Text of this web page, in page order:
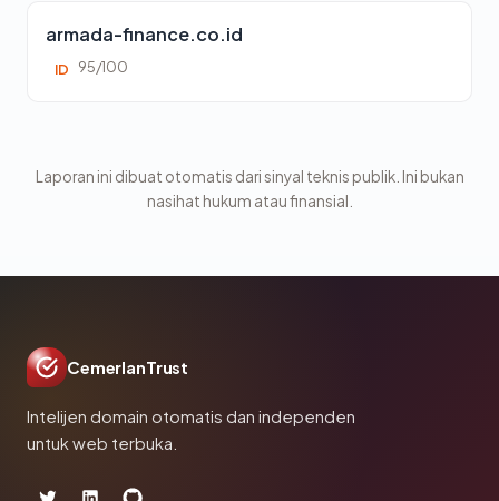
armada-finance.co.id
ID 95/100
Laporan ini dibuat otomatis dari sinyal teknis publik. Ini bukan
nasihat hukum atau finansial.
CemerlanTrust
Intelijen domain otomatis dan independen
untuk web terbuka.